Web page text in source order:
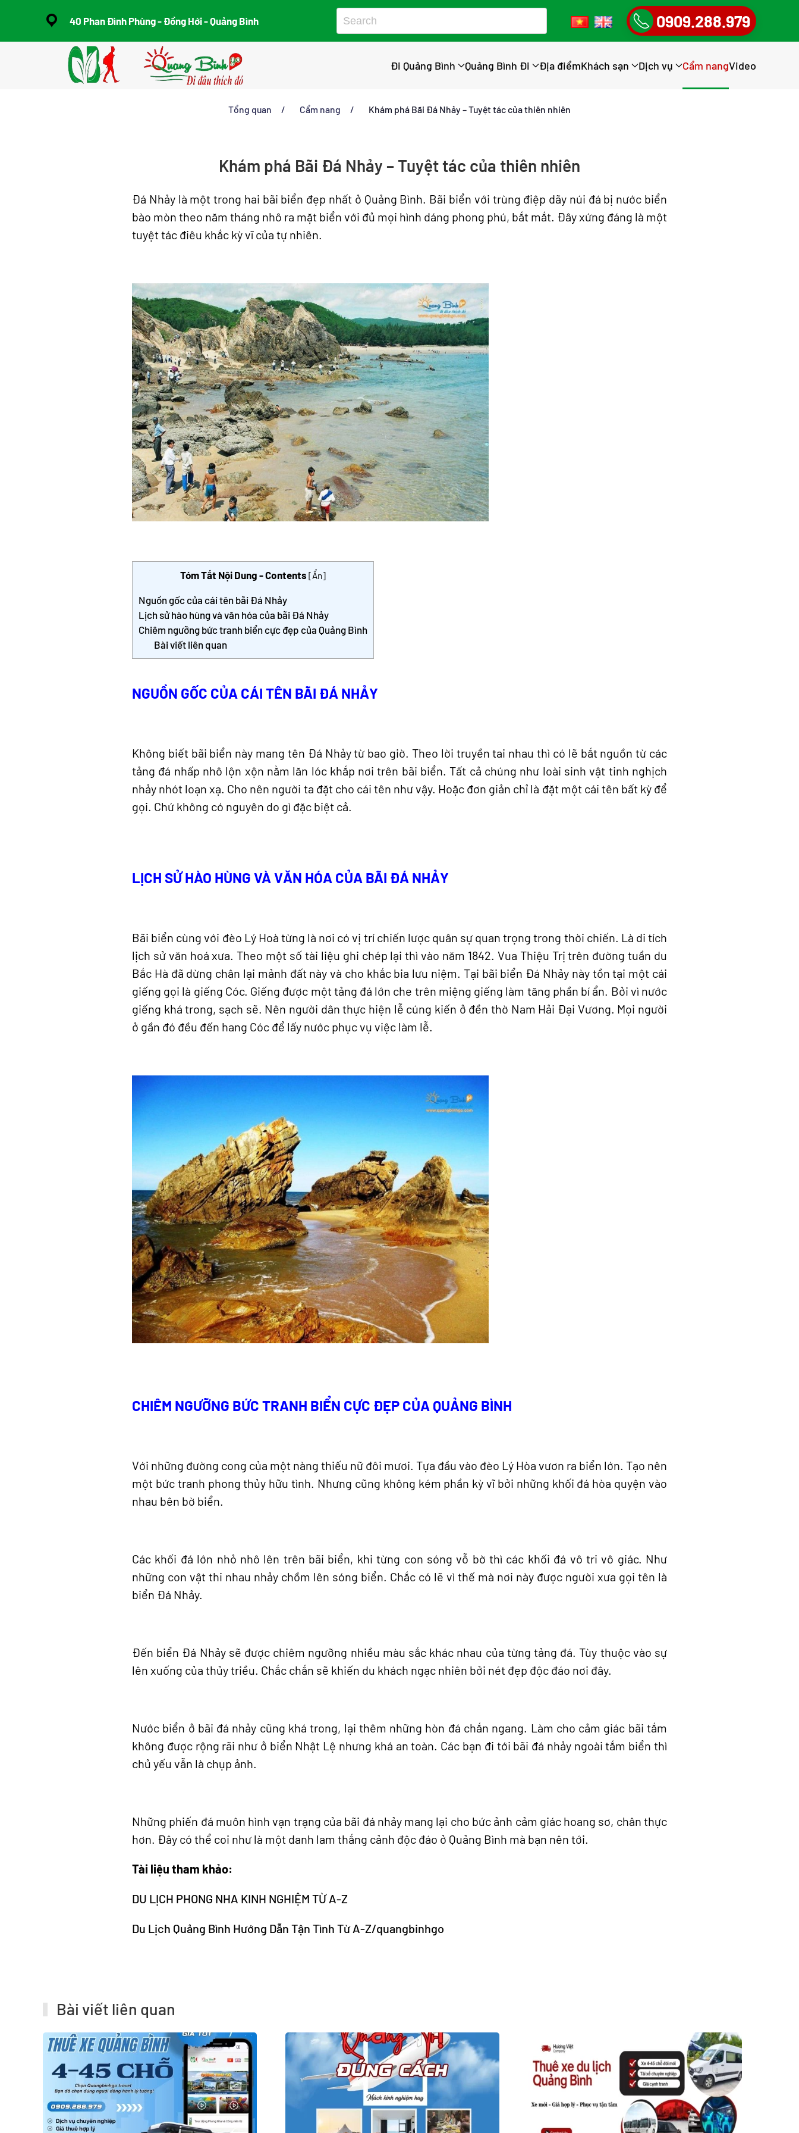
40 Phan Đình Phùng - Đồng Hới - Quảng Bình 0909.288.979
Đi Quảng Bình Quảng Bình Đi Địa điểmKhách sạn Dịch vụ Cẩm nangVideo
Tổng quan Cẩm nang Khám phá Bãi Đá Nhảy – Tuyệt tác của thiên nhiên
Khám phá Bãi Đá Nhảy – Tuyệt tác của thiên nhiên
Đá Nhảy là một trong hai bãi biển đẹp nhất ở Quảng Bình. Bãi biển với trùng điệp dãy núi đá bị nước biển
bào mòn theo năm tháng nhô ra mặt biển với đủ mọi hình dáng phong phú, bắt mắt. Đây xứng đáng là một
tuyệt tác điêu khắc kỳ vĩ của tự nhiên.
Tóm Tắt Nội Dung - Contents [Ẩn]
Nguồn gốc của cái tên bãi Đá Nhảy
Lịch sử hào hùng và văn hóa của bãi Đá Nhảy
Chiêm ngưỡng bức tranh biển cực đẹp của Quảng Bình
Bài viết liên quan
NGUỒN GỐC CỦA CÁI TÊN BÃI ĐÁ NHẢY
Không biết bãi biển này mang tên Đá Nhảy từ bao giờ. Theo lời truyền tai nhau thì có lẽ bắt nguồn từ các
tảng đá nhấp nhô lộn xộn nằm lăn lóc khắp nơi trên bãi biển. Tất cả chúng như loài sinh vật tinh nghịch
nhảy nhót loạn xạ. Cho nên người ta đặt cho cái tên như vậy. Hoặc đơn giản chỉ là đặt một cái tên bất kỳ để
gọi. Chứ không có nguyên do gì đặc biệt cả.
LỊCH SỬ HÀO HÙNG VÀ VĂN HÓA CỦA BÃI ĐÁ NHẢY
Bãi biển cùng với đèo Lý Hoà từng là nơi có vị trí chiến lược quân sự quan trọng trong thời chiến. Là di tích
lịch sử văn hoá xưa. Theo một số tài liệu ghi chép lại thì vào năm 1842. Vua Thiệu Trị trên đường tuần du
Bắc Hà đã dừng chân lại mảnh đất này và cho khắc bia lưu niệm. Tại bãi biển Đá Nhảy này tồn tại một cái
giếng gọi là giếng Cóc. Giếng được một tảng đá lớn che trên miệng giếng làm tăng phần bí ẩn. Bởi vì nước
giếng khá trong, sạch sẽ. Nên người dân thực hiện lễ cúng kiến ở đền thờ Nam Hải Đại Vương. Mọi người
ở gần đó đều đến hang Cóc để lấy nước phục vụ việc làm lễ.
CHIÊM NGƯỠNG BỨC TRANH BIỂN CỰC ĐẸP CỦA QUẢNG BÌNH
Với những đường cong của một nàng thiếu nữ đôi mươi. Tựa đầu vào đèo Lý Hòa vươn ra biển lớn. Tạo nên
một bức tranh phong thủy hữu tình. Nhưng cũng không kém phần kỳ vĩ bởi những khối đá hòa quyện vào
nhau bên bờ biển.
Các khối đá lớn nhỏ nhô lên trên bãi biển, khi từng con sóng vỗ bờ thì các khối đá vô tri vô giác. Như
những con vật thi nhau nhảy chồm lên sóng biển. Chắc có lẽ vì thế mà nơi này được người xưa gọi tên là
biển Đá Nhảy.
Đến biển Đá Nhảy sẽ được chiêm ngưỡng nhiều màu sắc khác nhau của từng tảng đá. Tùy thuộc vào sự
lên xuống của thủy triều. Chắc chắn sẽ khiến du khách ngạc nhiên bởi nét đẹp độc đáo nơi đây.
Nước biển ở bãi đá nhảy cũng khá trong, lại thêm những hòn đá chắn ngang. Làm cho cảm giác bãi tắm
không được rộng rãi như ở biển Nhật Lệ nhưng khá an toàn. Các bạn đi tới bãi đá nhảy ngoài tắm biển thì
chủ yếu vẫn là chụp ảnh.
Những phiến đá muôn hình vạn trạng của bãi đá nhảy mang lại cho bức ảnh cảm giác hoang sơ, chân thực
hơn. Đây có thể coi như là một danh lam thắng cảnh độc đáo ở Quảng Bình mà bạn nên tới.
Tài liệu tham khảo:
DU LỊCH PHONG NHA KINH NGHIỆM TỪ A-Z
Du Lịch Quảng Bình Hướng Dẫn Tận Tình Từ A-Z/quangbinhgo
Bài viết liên quan